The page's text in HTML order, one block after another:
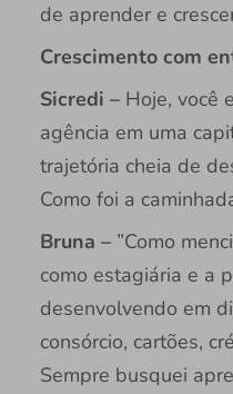
de aprender e
Crescimento com
Sicredi –Hoje, você
agência em uma
trajetória cheia de
Como foi a
Bruna –”Como
como estagiária e a
desenvolvendo em
consórcio, cartões,
Sempre busquei